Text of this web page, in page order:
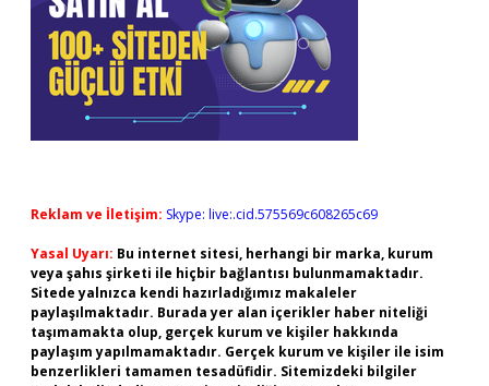
Reklam ve İletişim: Skype: live:.cid.575569c608265c69
Yasal Uyarı: Bu internet sitesi, herhangi bir marka, kurum
veya şahıs şirketi ile hiçbir bağlantısı bulunmamaktadır.
Sitede yalnızca kendi hazırladığımız makaleler
paylaşılmaktadır. Burada yer alan içerikler haber niteliği
taşımamakta olup, gerçek kurum ve kişiler hakkında
paylaşım yapılmamaktadır. Gerçek kurum ve kişiler ile isim
benzerlikleri tamamen tesadüfidir. Sitemizdeki bilgiler